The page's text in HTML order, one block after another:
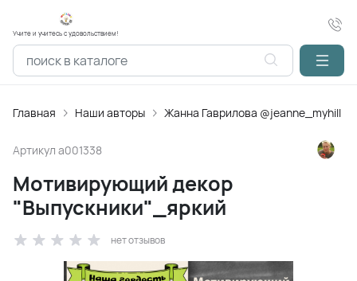
Учите и учитесь с удовольствием!
Главная Наши авторы Жанна Гаврилова @jeanne_myhill
Артикул a001338
Мотивирующий декор
"Выпускники"_яркий
нет отзывов